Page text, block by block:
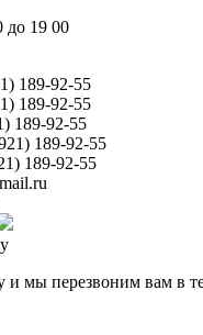
до 19 00
189-92-55
189-92-55
189-92-55
189-92-55
189-92-55
и мы перезвоним вам в